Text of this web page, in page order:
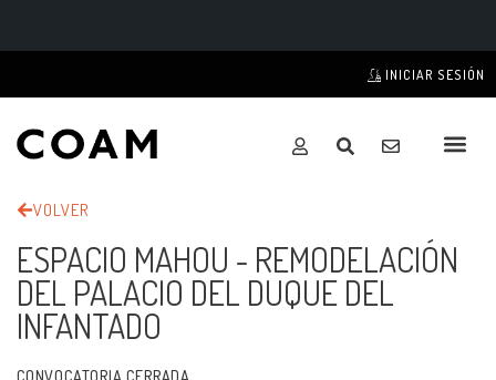
INICIAR SESIÓN
VOLVER
ESPACIO MAHOU - REMODELACIÓN
DEL PALACIO DEL DUQUE DEL
INFANTADO
CONVOCATORIA CERRADA